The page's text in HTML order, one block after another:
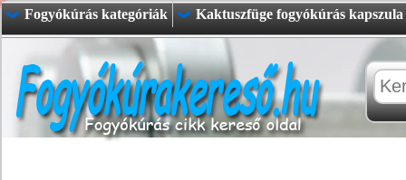
Fogyókúrás kategóriák Kaktuszfüge fogyókúrás kapszula